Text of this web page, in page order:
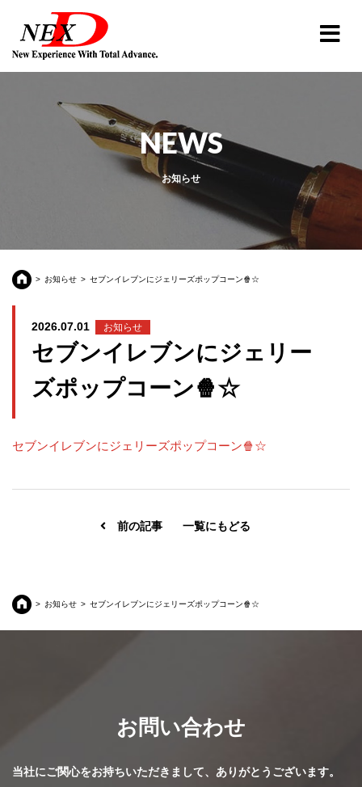
NEWS
お知らせ
お知らせ セブンイレブンにジェリーズポップコーン🍿☆
2026.07.01 お知らせ
セブンイレブンにジェリー
ズポップコーン🍿☆
セブンイレブンにジェリーズポップコーン🍿☆
前の記事 一覧にもどる
お知らせ セブンイレブンにジェリーズポップコーン🍿☆
お問い合わせ
当社にご関心をお持ちいただきまして、ありがとうございます。